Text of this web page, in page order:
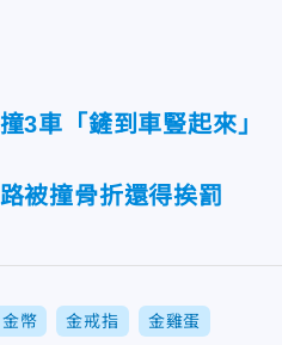
3車「鏟到車豎起來」
被撞骨折還得挨罰
金幣 金戒指 金雞蛋